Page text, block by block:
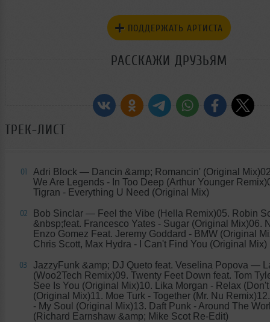
ПОДДЕРЖАТЬ АРТИСТА
РАССКАЖИ ДРУЗЬЯМ
ТРЕК-ЛИСТ
01 Adri Block — Dancin &amp; Romancin' (Original
We Are Legends - In Too Deep (Arthur Younger
Tigran - Everything U Need (Original Mix)
02 Bob Sinclar — Feel the Vibe (Hella Remix)05. Robin
&nbsp;feat. Francesco Yates - Sugar (Original Mix)06.
Enzo Gomez Feat. Jeremy Goddard - BMW (Original
Chris Scott, Max Hydra - I Can't Find You (Original Mix)
03 JazzyFunk &amp; DJ Queto feat. Veselina Popova —
(Woo2Tech Remix)09. Twenty Feet Down feat. Tom
See Is You (Original Mix)10. Lika Morgan - Relax
(Original Mix)11. Moe Turk - Together (Mr. Nu
- My Soul (Original Mix)13. Daft Punk - Around The
(Richard Earnshaw &amp; Mike Scot Re-Edit)